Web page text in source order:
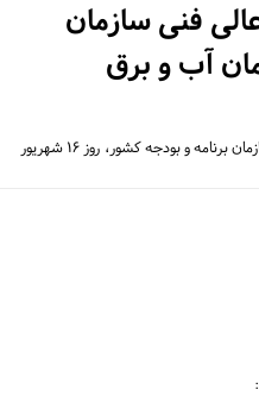
فنی سازمان
آب و برق
کامران خوشنویسان، نماینده شورای عالی فنی سازمان برنامه و بودجه کشور، روز ۱۶ شهریور